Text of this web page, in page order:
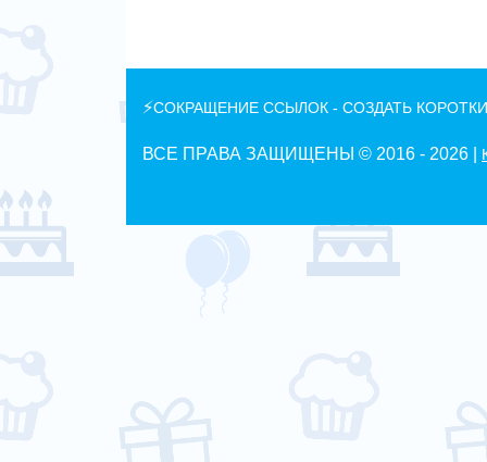
⚡СОКРАЩЕНИЕ ССЫЛОК - СОЗДАТЬ
ВСЕ ПРАВА ЗАЩИЩЕНЫ © 2016 - 2026 |